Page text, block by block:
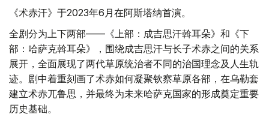
《术赤汗》于2023年6月在阿斯塔纳首演。
全剧分为上下两部——《上部：成吉思汗斡耳朵》和《下
部：哈萨克斡耳朵》，围绕成吉思汗与长子术赤之间的关系
展开，全面展现了两代草原统治者不同的治国理念及人生轨
迹。剧中着重刻画了术赤如何凝聚钦察草原各部，在乌勒套
建立术赤兀鲁思，并最终为未来哈萨克国家的形成奠定重要
历史基础。